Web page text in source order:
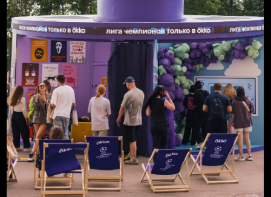
Концепция
Дизайн-проект
Застройка
Мерч
Разработка игр и
контента
Персонал
Сервисы
СЛЕДУЮЩИЙ
ПРОЕКТ